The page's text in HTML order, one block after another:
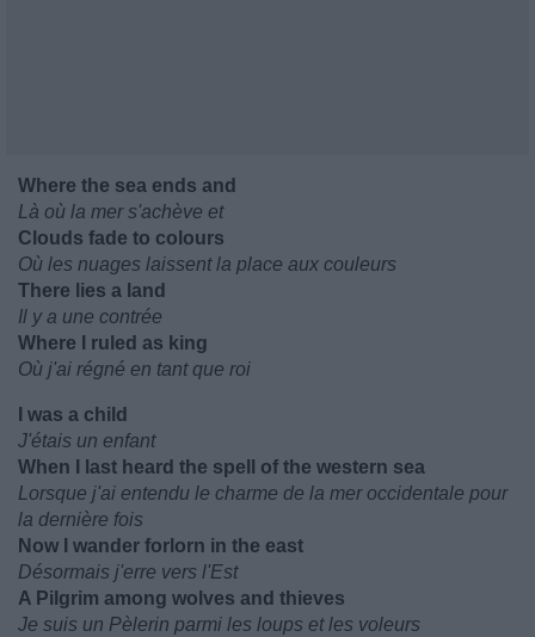
Where the sea ends and
Là où la mer s'achève et
Clouds fade to colours
Où les nuages laissent la place aux couleurs
There lies a land
Il y a une contrée
Where I ruled as king
Où j'ai régné en tant que roi
I was a child
J'étais un enfant
When I last heard the spell of the western sea
Lorsque j'ai entendu le charme de la mer occidentale pour
la dernière fois
Now I wander forlorn in the east
Désormais j'erre vers l'Est
A Pilgrim among wolves and thieves
Je suis un Pèlerin parmi les loups et les voleurs